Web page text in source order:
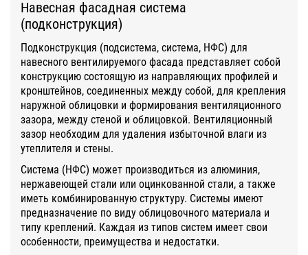
Навесная фасадная система
(подконструкция)
Подконструкция (подсистема, система, НФС) для
навесного вентилируемого фасада представляет собой
конструкцию состоящую из направляющих профилей и
кронштейнов, соединенных между собой, для крепления
наружной облицовки и формирования вентиляционного
зазора, между стеной и облицовкой. Вентиляционный
зазор необходим для удаления избыточной влаги из
утеплителя и стены.
Система (НФС) может производиться из алюминия,
нержавеющей стали или оцинкованной стали, а также
иметь комбинированную структуру. Системы имеют
предназначение по виду облицовочного материала и
типу креплений. Каждая из типов систем имеет свои
особенности, преимущества и недостатки.